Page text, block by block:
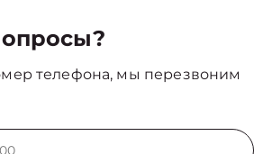
телефона, мы перезвоним